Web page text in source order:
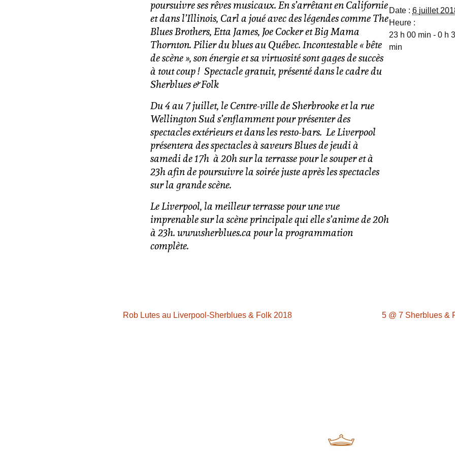
poursuivre ses rêves musicaux. En s’arrêtant en Californie
et dans l’Illinois, Carl a joué avec des légendes comme The
Blues Brothers, Etta James, Joe Cocker et Big Mama
Thornton. Pilier du blues au Québec. Incontestable « bête
de scène », son énergie et sa virtuosité sont gages de succès
à tout coup ! Spectacle gratuit, présenté dans le cadre du
Sherblues & Folk
Du 4 au 7 juillet, le Centre-ville de Sherbrooke et la rue
Wellington Sud s’enflamment pour présenter des
spectacles extérieurs et dans les resto-bars. Le Liverpool
présentera des spectacles à saveurs Blues de jeudi à
samedi de 17h à 20h sur la terrasse pour le souper et à
23h afin de poursuivre la soirée juste après les spectacles
sur la grande scène.
Le Liverpool, la meilleur terrasse pour une vue
imprenable sur la scène principale qui elle s’anime de 20h
à 23h. www.sherblues.ca pour la programmation
complète.
Date : 6 juillet
Heure :
23 h 00 min - 0 h
min
Rob Lutes au Liverpool-Sherblues & Folk 2018 5 @ 7 Sherblues &